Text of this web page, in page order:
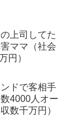
上司してた
ママ（社会
円）
ドで客相手
4000人オー
数千万円）